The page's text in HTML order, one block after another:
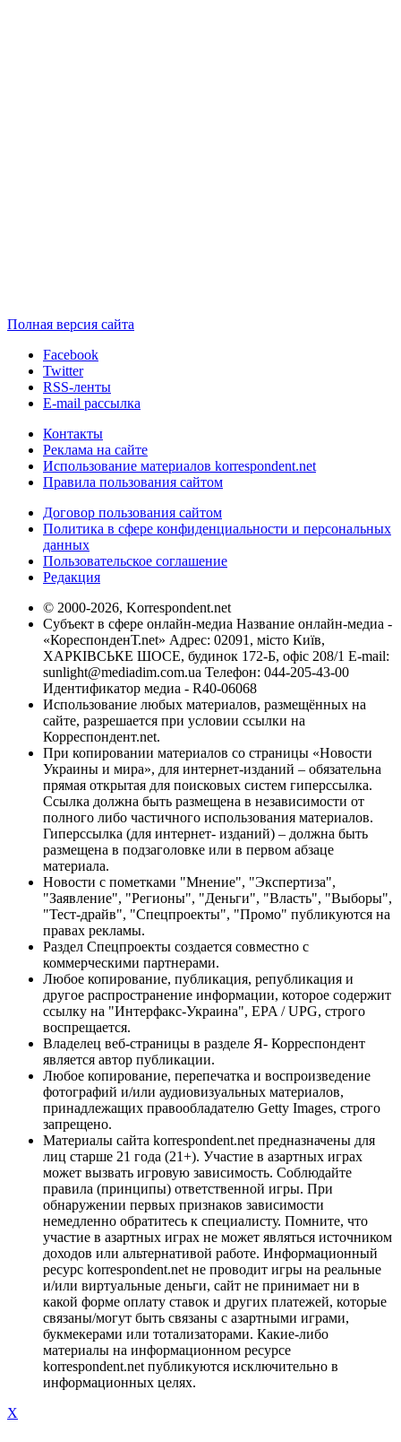
Полная версия сайта
Facebook
Twitter
RSS-ленты
E-mail рассылка
Контакты
Реклама на сайте
Использование материалов korrespondent.net
Правила пользования сайтом
Договор пользования сайтом
Политика в сфере конфиденциальности и персональных
данных
Пользовательское соглашение
Редакция
© 2000-2026, Korrespondent.net
Субъект в сфере онлайн-медиа Название онлайн-медиа -
«КореспонденТ.net» Адрес: 02091, місто Київ,
ХАРКІВСЬКЕ ШОСЕ, будинок 172-Б, офіс 208/1 E-mail:
sunlight@mediadim.com.ua Телефон: 044-205-43-00
Идентификатор медиа - R40-06068
Использование любых материалов, размещённых на
сайте, разрешается при условии ссылки на
Корреспондент.net.
При копировании материалов со страницы «Новости
Украины и мира», для интернет-изданий – обязательна
прямая открытая для поисковых систем гиперссылка.
Ссылка должна быть размещена в независимости от
полного либо частичного использования материалов.
Гиперссылка (для интернет- изданий) – должна быть
размещена в подзаголовке или в первом абзаце
материала.
Новости с пометками "Мнение", "Экспертиза",
"Заявление", "Регионы", "Деньги", "Власть", "Выборы",
"Тест-драйв", "Спецпроекты", "Промо" публикуются на
правах рекламы.
Раздел Спецпроекты создается совместно с
коммерческими партнерами.
Любое копирование, публикация, републикация и
другое распространение информации, которое содержит
ссылку на "Интерфакс-Украина", EPA / UPG, строго
воспрещается.
Владелец веб-страницы в разделе Я- Корреспондент
является автор публикации.
Любое копирование, перепечатка и воспроизведение
фотографий и/или аудиовизуальных материалов,
принадлежащих правообладателю Getty Images, строго
запрещено.
Материалы сайта korrespondent.net предназначены для
лиц старше 21 года (21+). Участие в азартных играх
может вызвать игровую зависимость. Соблюдайте
правила (принципы) ответственной игры. При
обнаружении первых признаков зависимости
немедленно обратитесь к специалисту. Помните, что
участие в азартных играх не может являться источником
доходов или альтернативой работе. Информационный
ресурс korrespondent.net не проводит игры на реальные
и/или виртуальные деньги, сайт не принимает ни в
какой форме оплату ставок и других платежей, которые
связаны/могут быть связаны с азартными играми,
букмекерами или тотализаторами. Какие-либо
материалы на информационном ресурсе
korrespondent.net публикуются исключительно в
информационных целях.
X